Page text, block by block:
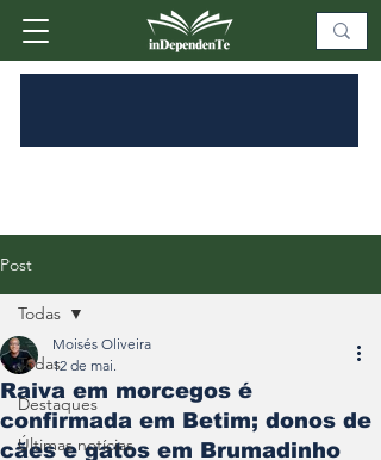
Post
Todas
Destaques
Últimas notícias
Todas
Raiva em morcegos é
confirmada em Betim; donos de
cães e gatos em Brumadinho
Moisés Oliveira
12 de mai.